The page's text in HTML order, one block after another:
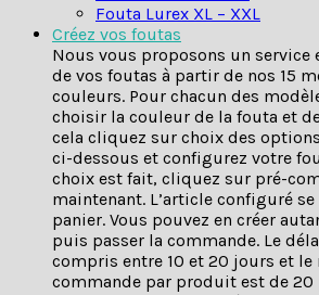
Fouta Lurex XL – XXL
Créez vos foutas
Nous vous proposons un service
de vos foutas à partir de nos 15
couleurs. Pour chacun des
choisir la couleur de la fouta et
cela cliquez sur choix des
ci-dessous et configurez votre
choix est fait, cliquez sur pré-
maintenant. L’article configuré
panier. Vous pouvez en créer
puis passer la commande. Le
compris entre 10 et 20 jours et
commande par produit est de 20